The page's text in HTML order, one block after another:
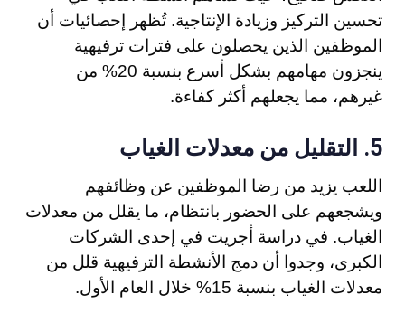
تحسين التركيز وزيادة الإنتاجية. تُظهر إحصائيات أن
الموظفين الذين يحصلون على فترات ترفيهية
ينجزون مهامهم بشكل أسرع بنسبة 20% من
غيرهم، مما يجعلهم أكثر كفاءة.
5. التقليل من معدلات الغياب
اللعب يزيد من رضا الموظفين عن وظائفهم
ويشجعهم على الحضور بانتظام، ما يقلل من معدلات
الغياب. في دراسة أجريت في إحدى الشركات
الكبرى، وجدوا أن دمج الأنشطة الترفيهية قلل من
معدلات الغياب بنسبة 15% خلال العام الأول.